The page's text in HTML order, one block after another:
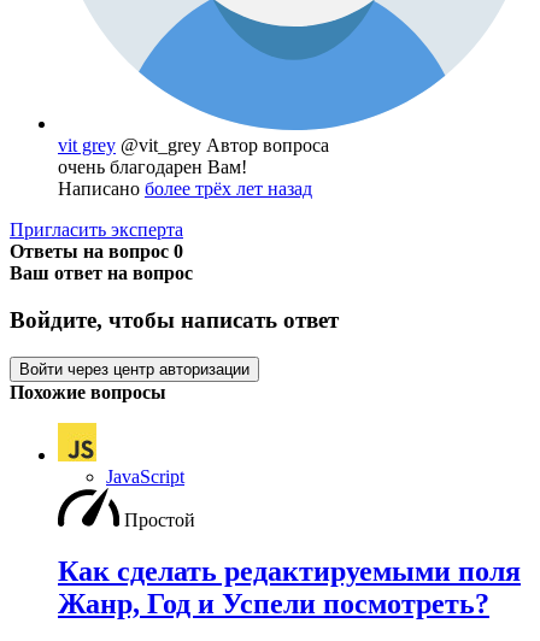
vit grey @vit_grey Автор вопроса
очень благодарен Вам!
Написано более трёх лет назад
Пригласить эксперта
Ответы на вопрос 0
Ваш ответ на вопрос
Войдите, чтобы написать ответ
Войти через центр авторизации
Похожие вопросы
JavaScript
Простой
Как сделать редактируемыми поля
Жанр, Год и Успели посмотреть?